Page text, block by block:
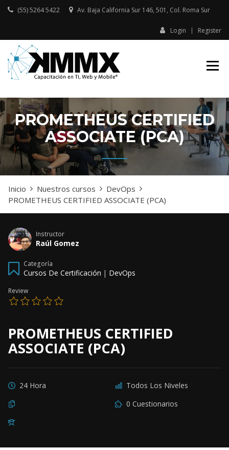
Skip
(55) 5264 5422 Av. Baja California Sur 146, 501, Col. Roma Sur​
Login Register
CAPACITACIÓN
PROMETHEUS CERTIFIED
ASSOCIATE (PCA)
Inicio Nuestros cursos
DevOps
PROMETHEUS CERTIFIED ASSOCIATE (PCA)
Instructor
Raúl Gomez
Categoría
Cursos De Certificación | DevOps
Review
PROMETHEUS CERTIFIED
ASSOCIATE (PCA)
24 Hora
Todos Los Niveles
0 Cuestionarios